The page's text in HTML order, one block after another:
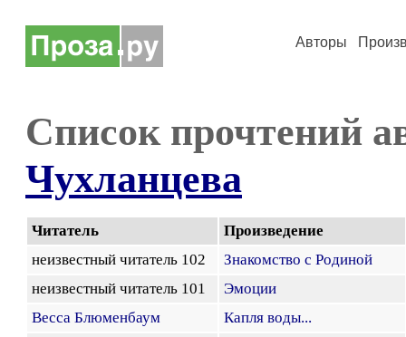
Авторы
Список прочтений
Чухланцева
Читатель
Произведение
неизвестный читатель 102
Знакомство с Родиной
неизвестный читатель 101
Эмоции
Весса Блюменбаум
Капля воды...